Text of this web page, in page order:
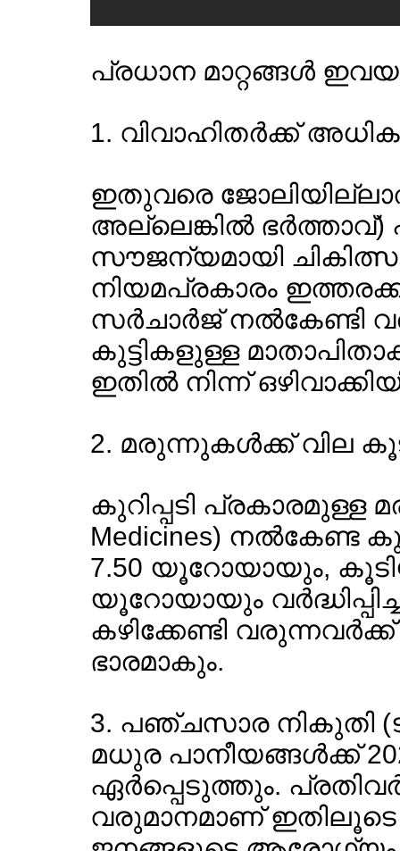
പ്രധാന മാറ്റങ്ങള്‍
1. വിവാഹിതര്‍ക്ക് അധിക
ഇതുവരെ
അല്ലെങ്കില്‍
സൗജന്യമായി
നിയമപ്രകാരം
സര്‍ചാര്‍ജ് നല്‍കേണ്ടി
കുട്ടികളുള്ള
ഇതില്‍ നിന്ന്
2. മരുന്നുകള്‍ക്ക് വില
കുറിപ്പടി പ്രകാരമുള്ള
Medicines)
7.50 യൂറോയായും,
യൂറോയായും
കഴിക്കേണ്ടി
ഭാരമാകും.
3. പഞ്ചസാര നികുതി
മധുര പാനീയങ്ങള്‍ക്ക്
ഏര്‍പ്പെടുത്തും.
വരുമാനമാണ് ഇതിലൂടെ